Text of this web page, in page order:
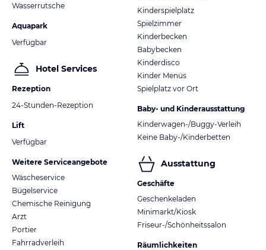
Wasserrutsche
Aquapark
Verfügbar
Hotel Services
Rezeption
24-Stunden-Rezeption
Lift
Verfügbar
Weitere Serviceangebote
Wäscheservice
Bügelservice
Chemische Reinigung
Arzt
Portier
Fahrradverleih
Kinderspielplatz
Spielzimmer
Kinderbecken
Babybecken
Kinderdisco
Kinder Menüs
Spielplatz vor Ort
Baby- und Kinderausstattung
Kinderwagen-/Buggy-Verleih
Keine Baby-/Kinderbetten
Ausstattung
Geschäfte
Geschenkeladen
Minimarkt/Kiosk
Friseur-/Schönheitssalon
Räumlichkeiten